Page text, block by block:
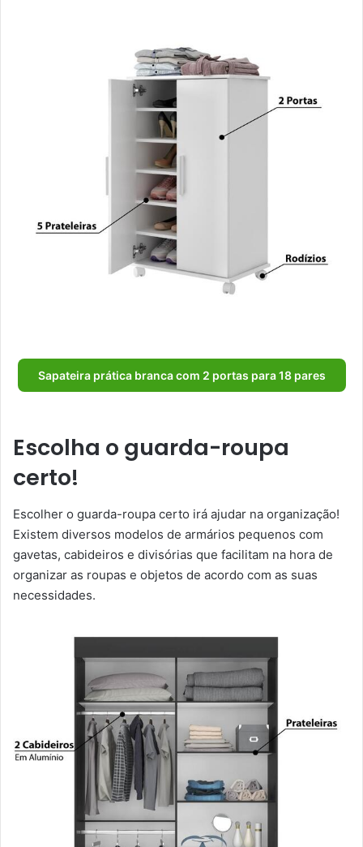
Sapateira prática branca com 2 portas para 18 pares
Escolha o guarda-roupa
certo!
Escolher o guarda-roupa certo irá ajudar na organização!
Existem diversos modelos de armários pequenos com
gavetas, cabideiros e divisórias que facilitam na hora de
organizar as roupas e objetos de acordo com as suas
necessidades.